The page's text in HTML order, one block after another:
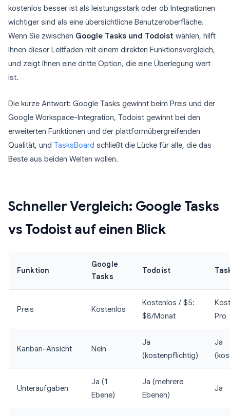
kostenlos besser ist als leistungsstark oder ob Integrationen
wichtiger sind als eine übersichtliche Benutzeroberfläche.
Wenn Sie zwischen Google Tasks und Todoist wählen, hilft
Ihnen dieser Leitfaden mit einem direkten Funktionsvergleich,
und zeigt Ihnen eine dritte Option, die eine Überlegung wert
ist.
Die kurze Antwort: Google Tasks gewinnt beim Preis und der
Google Workspace-Integration, Todoist gewinnt bei den
erweiterten Funktionen und der plattformübergreifenden
Qualität, und TasksBoard schließt die Lücke für alle, die das
Beste aus beiden Welten wollen.
Schneller Vergleich: Google Tasks
vs Todoist auf einen Blick
Funktion
Google
Tasks
Todoist
Preis Kostenlos
Kostenlos / $5:
$8/Monat
Pro
Kanban-Ansicht Nein
Ja
(kostenpflichtig)
Ja
Unteraufgaben
Ja (1
Ebene)
Ja (mehrere
Ebenen)
Ja